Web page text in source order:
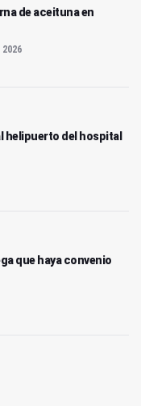
de aceituna en
2026
helipuerto del hospital
que haya convenio